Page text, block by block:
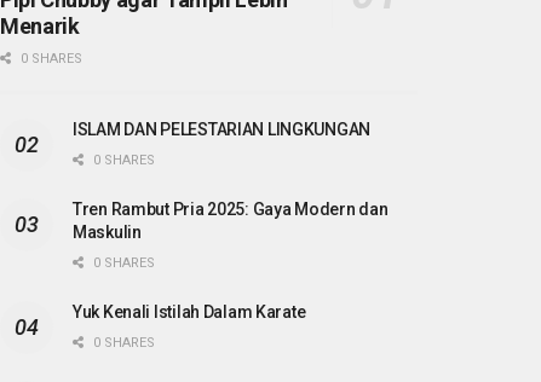
Menarik
0 SHARES
ISLAM DAN PELESTARIAN LINGKUNGAN
0 SHARES
Tren Rambut Pria 2025: Gaya Modern dan
Maskulin
0 SHARES
Yuk Kenali Istilah Dalam Karate
0 SHARES